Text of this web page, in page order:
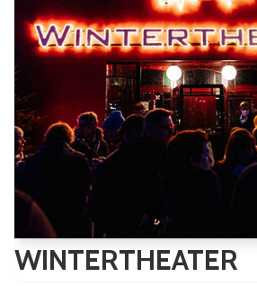
Anmelden
WINTERTHEATER